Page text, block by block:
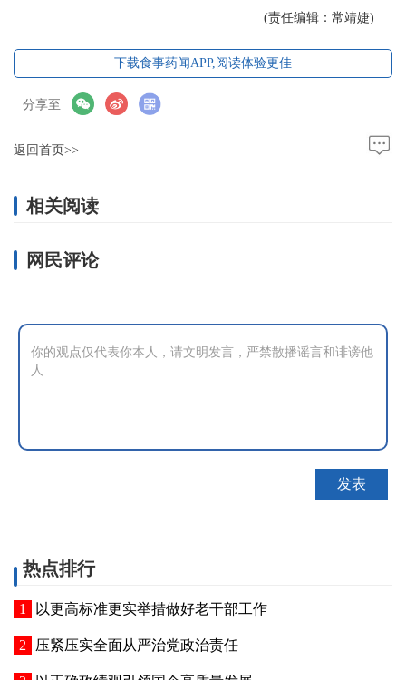
(责任编辑：常靖婕)
下载食事药闻APP,阅读体验更佳
分享至
返回首页>>
相关阅读
网民评论
热点排行
以更高标准更实举措做好老干部工作
压紧压实全面从严治党政治责任